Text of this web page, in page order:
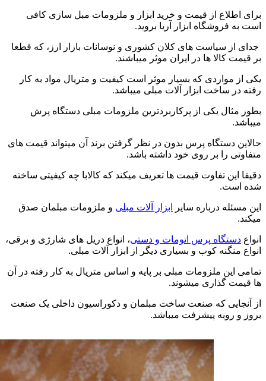
برای اطلاع از قیمت و خرید ابزار و ملزومات مبل سازی کافی
است به فروشگاه ابزار آریا بروید.
جدای از سیاست های کلان کشوری و نوسانات بازار ارز، که قطعا
بر قیمت کالا ها در ایران موثر میباشند.
یکی از مواردی که بسیار موثر است کیفیت و متریال مواد به کار
رفته در ساخت ابزار آلات مبلی میباشد.
بطور مثال یکی از پرکاربردترین ملزومات مبلی دستگاه پرش
میباشد.
حالاین دستگاه پرس بدون در نظر گرفتن برند آن میتواند قیمت های
متفاوتی را بر روی خود داشته باشد.
دقیقا این تفاوت قیمت ها تعریف میکند که کالابا چه کیفیتی ساخته
شده است.
این مسئله درباره سایر ابزار آلات مبلی و ملزومات مبلمان صدق
میکند.
انواع دستگاه پرس اتومات و دستی، انواع دریل های شارژی و برقی،
انواع منگنه کوب و بسیاری دیگر از ابزار آلات مبلی.
تمامی این ملزومات مبلی بر پایه و اساس متریال به کار رفته در آن
ها قیمت گذاری میشوند.
از آنجایی که صنعت ساخت مبلمان و دکوراسیون داخلی یک صنعت
بروز و روبه پیشرفت میباشد.